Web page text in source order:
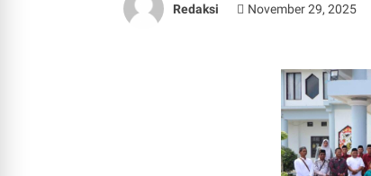
Redaksi November 29, 2025